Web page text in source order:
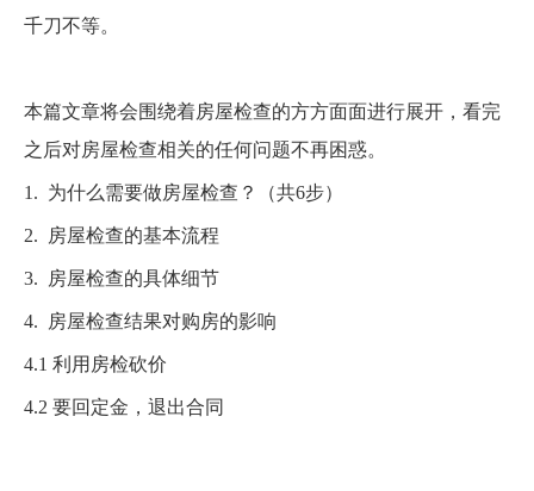
千刀不等。
本篇文章将会围绕着房屋检查的方方面面进行展开，看完
之后对房屋检查相关的任何问题不再困惑。
1. 为什么需要做房屋检查？（共6步）
2. 房屋检查的基本流程
3. 房屋检查的具体细节
4. 房屋检查结果对购房的影响
4.1 利用房检砍价
4.2 要回定金，退出合同